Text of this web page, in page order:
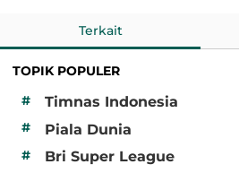
Terkait
TOPIK POPULER
#
Timnas Indonesia
# Piala Dunia
# Bri Super League